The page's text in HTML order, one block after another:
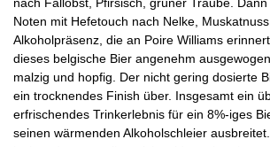
nach Fallobst, Pfirsisch, grüner Traube.
Noten mit Hefetouch nach Nelke,
Alkoholpräsenz, die an Poire Williams
dieses belgische Bier angenehm
malzig und hopfig. Der nicht gering dosierte
ein trocknendes Finish über. Insgesamt ein
erfrischendes Trinkerlebnis für ein 8%-iges
seinen wärmenden Alkoholschleier